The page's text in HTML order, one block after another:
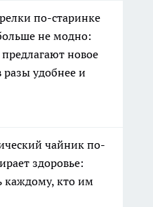
по-старинке
не модно:
новое
удобнее и
чайник по-
здоровье:
каждому, кто им